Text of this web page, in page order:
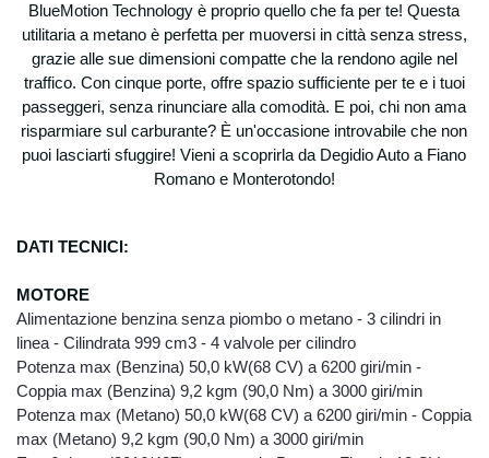
BlueMotion Technology è proprio quello che fa per te! Questa
utilitaria a metano è perfetta per muoversi in città senza stress,
grazie alle sue dimensioni compatte che la rendono agile nel
traffico. Con cinque porte, offre spazio sufficiente per te e i tuoi
passeggeri, senza rinunciare alla comodità. E poi, chi non ama
risparmiare sul carburante? È un'occasione introvabile che non
puoi lasciarti sfuggire! Vieni a scoprirla da Degidio Auto a Fiano
Romano e Monterotondo!
DATI TECNICI:
MOTORE
Alimentazione benzina senza piombo o metano - 3 cilindri in
linea - Cilindrata 999 cm3 - 4 valvole per cilindro
Potenza max (Benzina) 50,0 kW(68 CV) a 6200 giri/min -
Coppia max (Benzina) 9,2 kgm (90,0 Nm) a 3000 giri/min
Potenza max (Metano) 50,0 kW(68 CV) a 6200 giri/min - Coppia
max (Metano) 9,2 kgm (90,0 Nm) a 3000 giri/min